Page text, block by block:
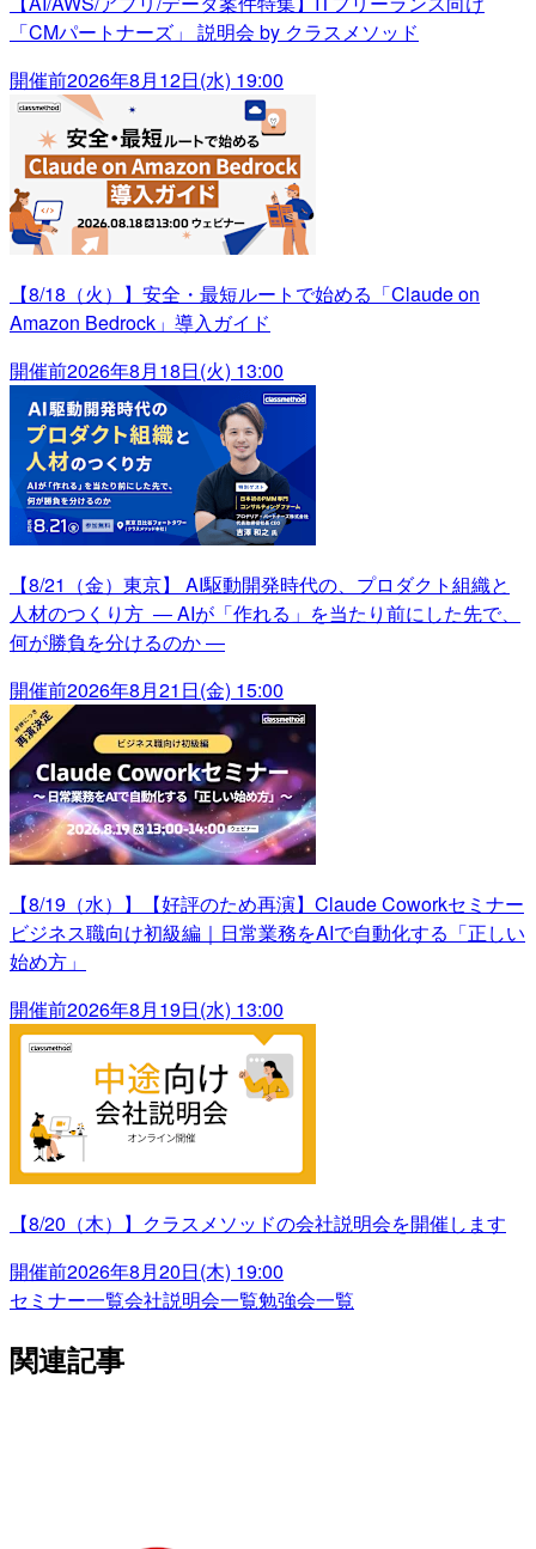
「CMパートナーズ」 説明会 by クラスメソッド
開催前2026年8月12日(水) 19:00
【8/18（火）】安全・最短ルートで始める「Claude on
Amazon Bedrock」導入ガイド
開催前2026年8月18日(火) 13:00
【8/21（金）東京】 AI駆動開発時代の、プロダクト組織と
人材のつくり方 ― AIが「作れる」を当たり前にした先で、
何が勝負を分けるのか ―
開催前2026年8月21日(金) 15:00
【8/19（水）】【好評のため再演】Claude Coworkセミナー
ビジネス職向け初級編｜日常業務をAIで自動化する「正しい
始め方」
開催前2026年8月19日(水) 13:00
【8/20（木）】クラスメソッドの会社説明会を開催します
開催前2026年8月20日(木) 19:00
セミナー一覧会社説明会一覧勉強会一覧
関連記事